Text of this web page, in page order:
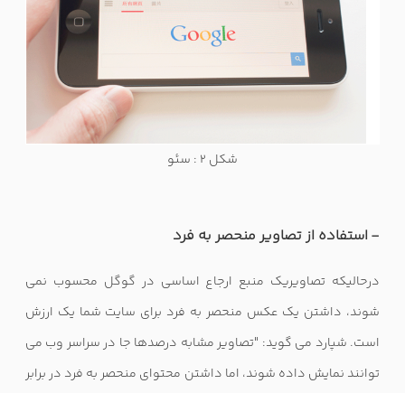
شکل 2 : سئو
- استفاده از تصاویر منحصر به فرد
درحالیکه تصاویریک منبع ارجاع اساسی در گوگل محسوب نمی
شوند، داشتن یک عکس منحصر به فرد برای سایت شما یک ارزش
است. شپارد می گوید: "تصاویر مشابه درصدها جا در سراسر وب می
توانند نمایش داده شوند، اما داشتن محتوای منحصر به فرد در برابر